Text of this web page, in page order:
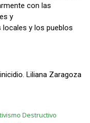
con las
y
y los pueblos
Liliana Zaragoza
Destructivo